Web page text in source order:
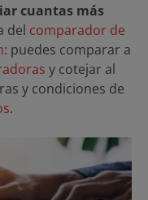
cuantas más
del comparador de
: puedes comparar a
y cotejar al
y condiciones de
.